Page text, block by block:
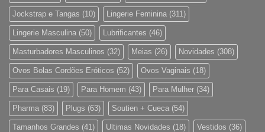
Jockstrap e Tangas (10) Lingerie Feminina (311)
Lingerie Masculina (50) Lubrificantes (46)
Masturbadores Masculinos (32) Meias (26) Novidades (308)
Ovos Bolas Cordões Eróticos (52) Ovos Vaginais (18)
Para Casais (19) Para Homem (43) Para Mulher (34)
Pharma (83) Plugs (63) Soutien + Cueca (54)
Tamanhos Grandes (41) Ultimas Novidades (18) Vestidos (36)